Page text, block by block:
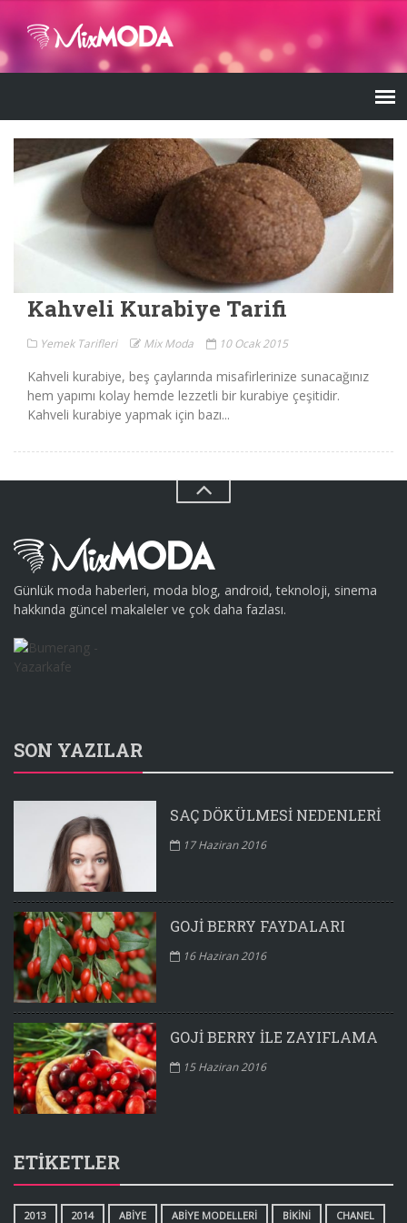
Kahveli Kurabiye Tarifi
Yemek Tarifleri Mix Moda 10 Ocak 2015
Kahveli kurabiye, beş çaylarında misafirlerinize sunacağınız
hem yapımı kolay hemde lezzetli bir kurabiye çeşitidir.
Kahveli kurabiye yapmak için bazı...
Günlük moda haberleri, moda blog, android, teknoloji, sinema
hakkında güncel makaleler ve çok daha fazlası.
SON YAZILAR
SAÇ DÖKÜLMESI NEDENLERI
17 Haziran 2016
GOJI BERRY FAYDALARI
16 Haziran 2016
GOJI BERRY ILE ZAYIFLAMA
15 Haziran 2016
ETIKETLER
2013 2014 ABIYE ABIYE MODELLERI BIKINI CHANEL